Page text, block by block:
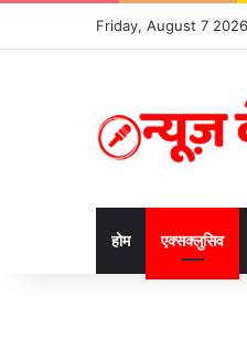
Friday, August 7 2026
होम एक्सक्लुसिव